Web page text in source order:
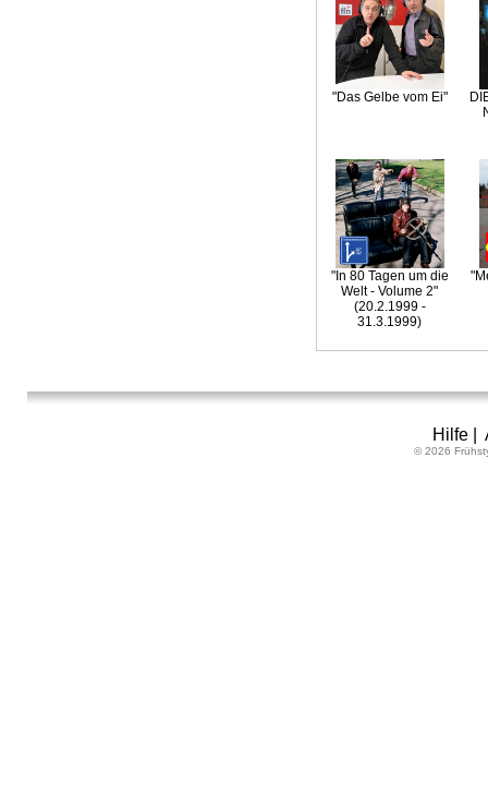
"Das Gelbe vom Ei"
"In 80 Tagen um die
Welt - Volume 2"
(20.2.1999 -
31.3.1999)
Hilfe|
© 2026